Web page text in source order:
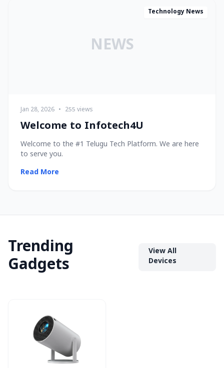
NEWS
Technology News
Jan 28, 2026 • 255 views
Welcome to Infotech4U
Welcome to the #1 Telugu Tech Platform. We are here
to serve you.
Read More
Trending
Gadgets
View All
Devices